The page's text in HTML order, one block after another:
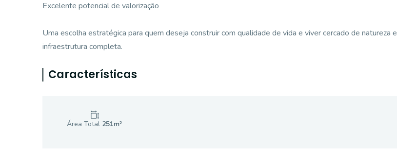
Excelente potencial de valorização
Uma escolha estratégica para quem deseja construir com qualidade de vida e viver cercado de natureza e
infraestrutura completa.
Características
Área Total 251m²